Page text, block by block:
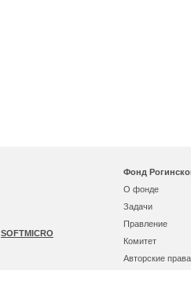
SOFTMICRO
Фонд
О фонде
Задачи
Правление
Комитет
Авторские права